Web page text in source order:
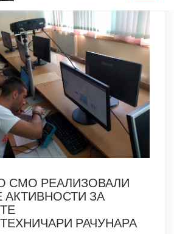
СМО РЕАЛИЗОВАЛИ
АКТИВНОСТИ ЗА
РАЧУНАРА